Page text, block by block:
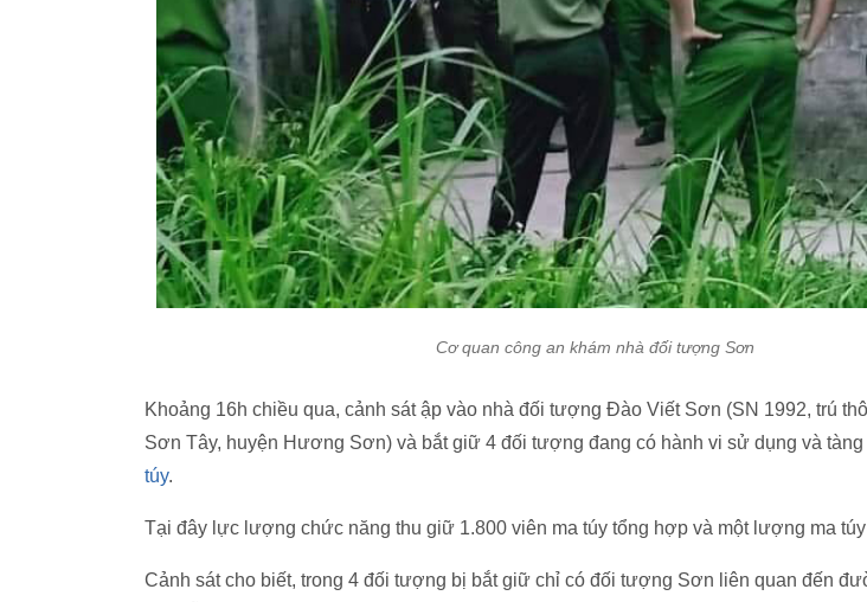
Cơ quan công an khám nhà đối tượng Sơn
Khoảng 16h chiều qua, cảnh sát ập vào nhà đối tượng Đào Viết Sơn (SN 1992, trú
Sơn Tây, huyện Hương Sơn) và bắt giữ 4 đối tượng đang có hành vi sử dụng và
túy.
Tại đây lực lượng chức năng thu giữ 1.800 viên ma túy tổng hợp và một lượng ma túy
Cảnh sát cho biết, trong 4 đối tượng bị bắt giữ chỉ có đối tượng Sơn liên quan đến